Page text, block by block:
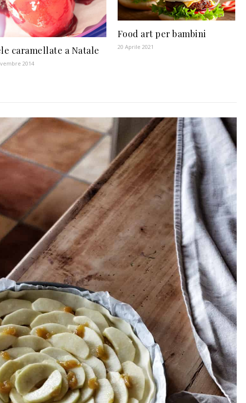
caramellate a Natale
2014
Food art per bambini
20 Aprile 2021